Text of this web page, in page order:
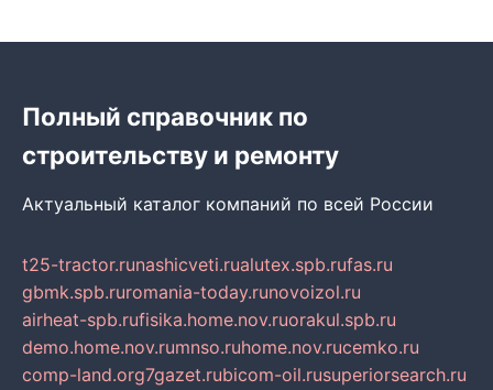
Полный справочник по
строительству и ремонту
Актуальный каталог компаний по всей России
t25-tractor.runashicveti.rualutex.spb.rufas.ru
gbmk.spb.ruromania-today.runovoizol.ru
airheat-spb.rufisika.home.nov.ruorakul.spb.ru
demo.home.nov.rumnso.ruhome.nov.rucemko.ru
comp-land.org7gazet.rubicom-oil.rusuperiorsearch.ru